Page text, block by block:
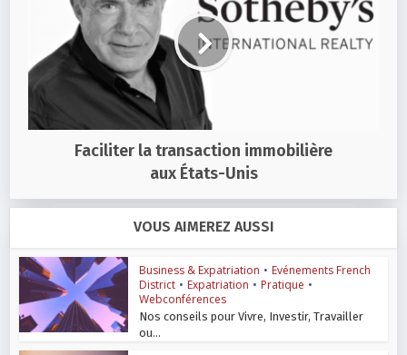
Faciliter la transaction immobilière
aux États-Unis
VOUS AIMEREZ AUSSI
Business & Expatriation • Evénements French
District • Expatriation • Pratique •
Webconférences
Nos conseils pour Vivre, Investir, Travailler
ou...